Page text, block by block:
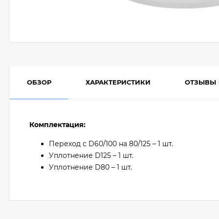
ОБЗОР ХАРАКТЕРИСТИКИ ОТЗЫВЫ
Комплектация:
Переход с D60/100 на 80/125 – 1 шт.
Уплотнение D125 – 1 шт.
Уплотнение D80 – 1 шт.